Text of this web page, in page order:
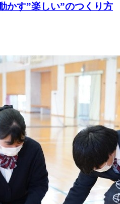
かす”楽しい”のつくり方